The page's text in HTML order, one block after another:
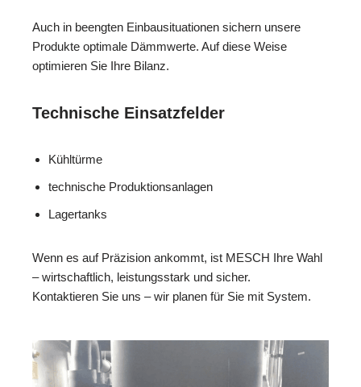
Auch in beengten Einbausituationen sichern unsere
Produkte optimale Dämmwerte. Auf diese Weise
optimieren Sie Ihre Bilanz.
Technische Einsatzfelder
Kühltürme
technische Produktionsanlagen
Lagertanks
Wenn es auf Präzision ankommt, ist MESCH Ihre Wahl
– wirtschaftlich, leistungsstark und sicher.
Kontaktieren Sie uns – wir planen für Sie mit System.